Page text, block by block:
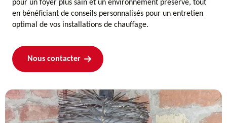
pour un foyer plus sain et un environnement préservé, tout
en bénéficiant de conseils personnalisés pour un entretien
optimal de vos installations de chauffage.
Nous contacter